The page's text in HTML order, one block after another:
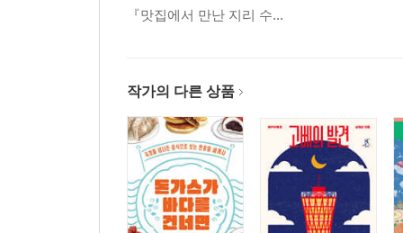
『맛집에서 만난 지리 수...
작가의 다른 상품